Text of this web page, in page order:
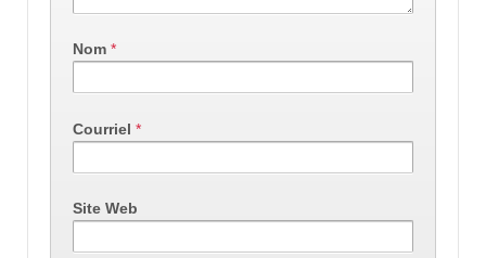
Nom *
Courriel *
Site Web